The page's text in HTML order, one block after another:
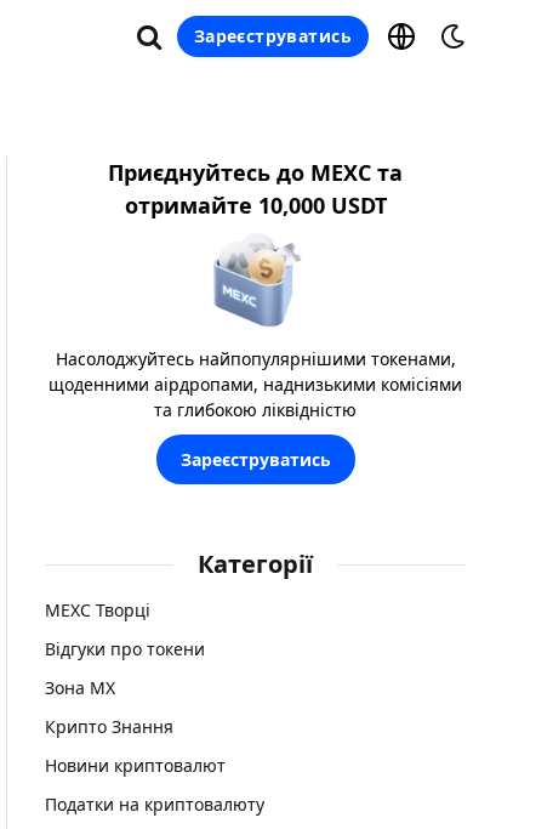
Зареєструватись
Приєднуйтесь до MEXC та
отримайте 10,000 USDT
Насолоджуйтесь найпопулярнішими токенами,
щоденними аірдропами, наднизькими комісіями
та глибокою ліквідністю
Зареєструватись
Категорії
MEXC Творці
Відгуки про токени
Зона MX
Крипто Знання
Новини криптовалют
Податки на криптовалюту